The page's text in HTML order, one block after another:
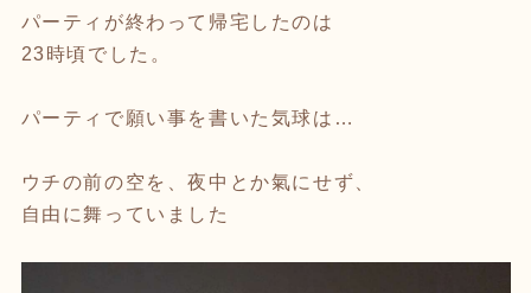
パーティが終わって帰宅したのは
23時頃でした。
パーティで願い事を書いた気球は…
ウチの前の空を、夜中とか氣にせず、
自由に舞っていました